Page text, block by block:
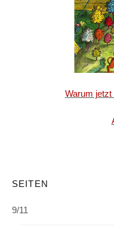
Warum
SEITEN
9/11